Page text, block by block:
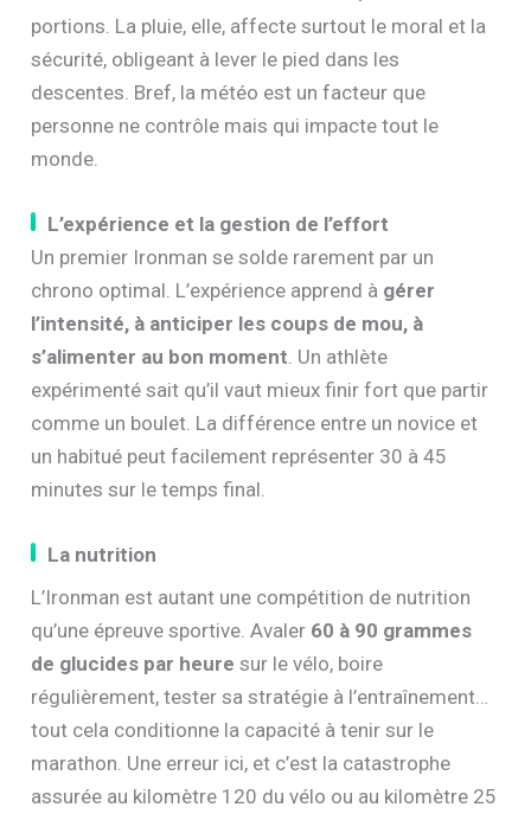
portions. La pluie, elle, affecte surtout le moral et la
sécurité, obligeant à lever le pied dans les
descentes. Bref, la météo est un facteur que
personne ne contrôle mais qui impacte tout le
monde.
L’expérience et la gestion de l’effort
Un premier Ironman se solde rarement par un
chrono optimal. L’expérience apprend à gérer
l’intensité, à anticiper les coups de mou, à
s’alimenter au bon moment . Un athlète
expérimenté sait qu’il vaut mieux finir fort que partir
comme un boulet. La différence entre un novice et
un habitué peut facilement représenter 30 à 45
minutes sur le temps final.
La nutrition
L’Ironman est autant une compétition de nutrition
qu’une épreuve sportive. Avaler 60 à 90 grammes
de glucides par heure sur le vélo, boire
régulièrement, tester sa stratégie à l’entraînement…
tout cela conditionne la capacité à tenir sur le
marathon. Une erreur ici, et c’est la catastrophe
assurée au kilomètre 120 du vélo ou au kilomètre 25